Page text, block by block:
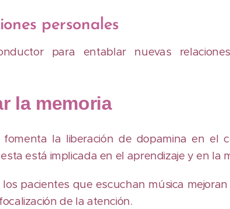
personales
para entablar nuevas
la memoria
la liberación de dopamina en el
está implicada en el aprendizaje y en la
pacientes que escuchan música
de la atención.